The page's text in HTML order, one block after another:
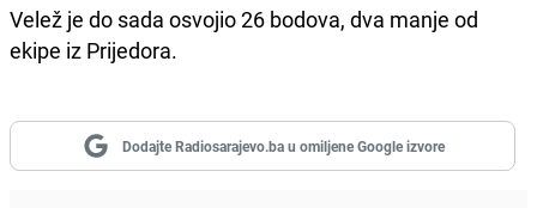
Velež je do sada osvojio 26 bodova, dva manje od
ekipe iz Prijedora.
Dodajte Radiosarajevo.ba u omiljene Google izvore